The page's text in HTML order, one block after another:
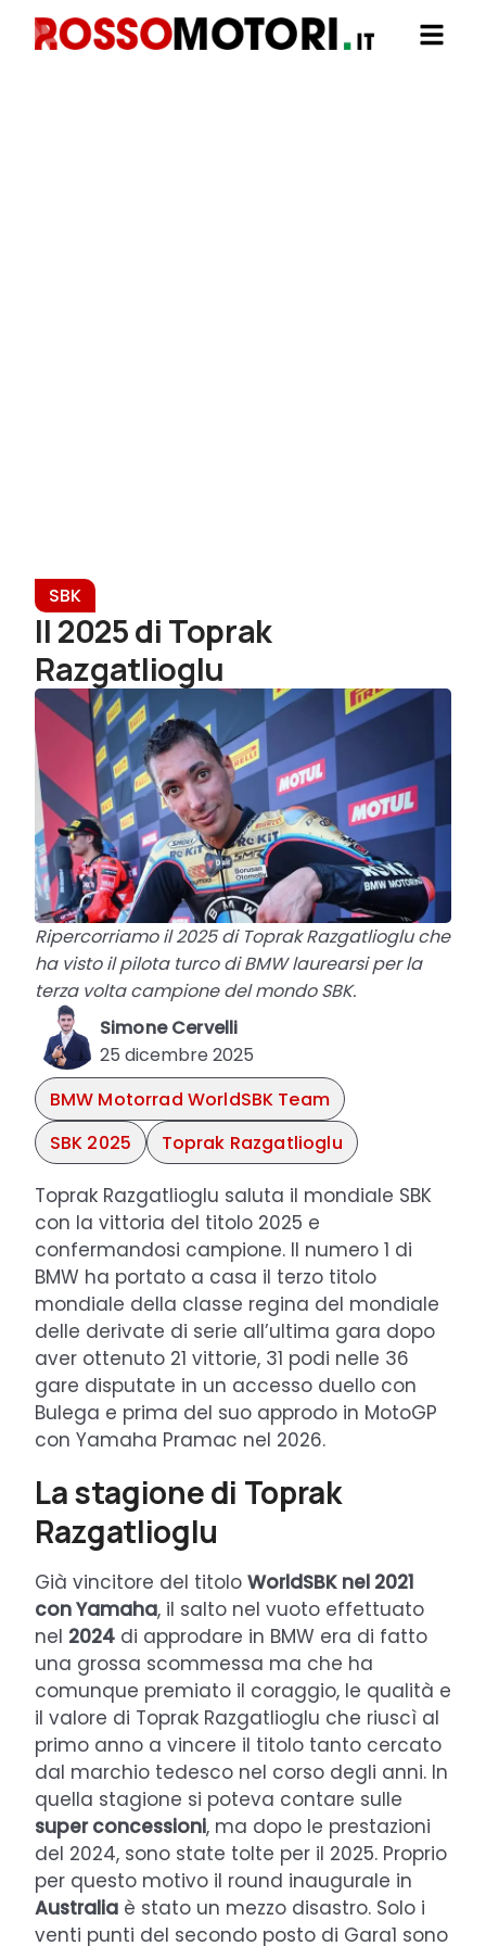
SBK
Il 2025 di Toprak
Razgatlioglu
Ripercorriamo il 2025 di Toprak Razgatlioglu che
ha visto il pilota turco di BMW laurearsi per la
terza volta campione del mondo SBK.
Simone Cervelli
25 dicembre 2025
BMW Motorrad WorldSBK Team
SBK 2025
Toprak Razgatlioglu
Toprak Razgatlioglu saluta il mondiale SBK
con la vittoria del titolo 2025 e
confermandosi campione. Il numero 1 di
BMW ha portato a casa il terzo titolo
mondiale della classe regina del mondiale
delle derivate di serie all’ultima gara dopo
aver ottenuto 21 vittorie, 31 podi nelle 36
gare disputate in un accesso duello con
Bulega e prima del suo approdo in MotoGP
con Yamaha Pramac nel 2026.
La stagione di Toprak
Razgatlioglu
Già vincitore del titolo WorldSBK nel 2021
con Yamaha, il salto nel vuoto effettuato
nel 2024 di approdare in BMW era di fatto
una grossa scommessa ma che ha
comunque premiato il coraggio, le qualità e
il valore di Toprak Razgatlioglu che riuscì al
primo anno a vincere il titolo tanto cercato
dal marchio tedesco nel corso degli anni. In
quella stagione si poteva contare sulle
super concessioni, ma dopo le prestazioni
del 2024, sono state tolte per il 2025. Proprio
per questo motivo il round inaugurale in
Australia è stato un mezzo disastro. Solo i
venti punti del secondo posto di Gara1 sono